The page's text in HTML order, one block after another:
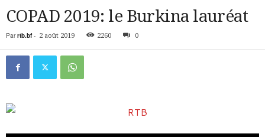
COPAD 2019: le Burkina lauréat
Par rtb.bf- 2 août 2019 2260 0